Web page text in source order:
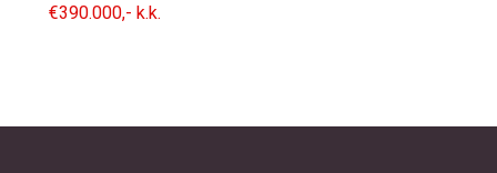
€390.000,- k.k.